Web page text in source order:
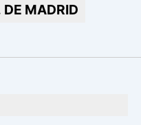
DE MADRID